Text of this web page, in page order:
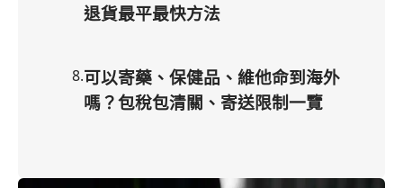
退貨最平最快方法
8.可以寄藥、保健品、維他命到海外
嗎？包稅包清關、寄送限制一覽